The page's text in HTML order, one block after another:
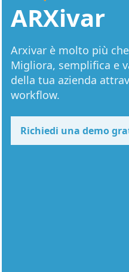
ARXivar
Arxivar è molto più
Migliora, semplifica e
della tua azienda
workflow.
Richiedi una demo